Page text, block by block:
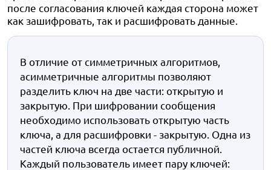
после согласования ключей каждая сторона может
как зашифровать, так и расшифровать данные.
В отличие от симметричных алгоритмов,
асимметричные алгоритмы позволяют
разделить ключ на две части: открытую и
закрытую. При шифровании сообщения
необходимо использовать открытую часть
ключа, а для расшифровки - закрытую. Одна из
частей ключа всегда остается публичной.
Каждый пользователь имеет пару ключей: